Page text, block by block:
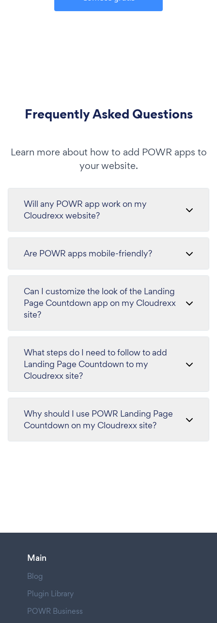
Frequently Asked Questions
Learn more about how to add POWR apps to
your website.
Will any POWR app work on my
Cloudrexx website?
Are POWR apps mobile-friendly?
Can I customize the look of the Landing
Page Countdown app on my Cloudrexx
site?
What steps do I need to follow to add
Landing Page Countdown to my
Cloudrexx site?
Why should I use POWR Landing Page
Countdown on my Cloudrexx site?
Main
Blog
Plugin Library
POWR Business